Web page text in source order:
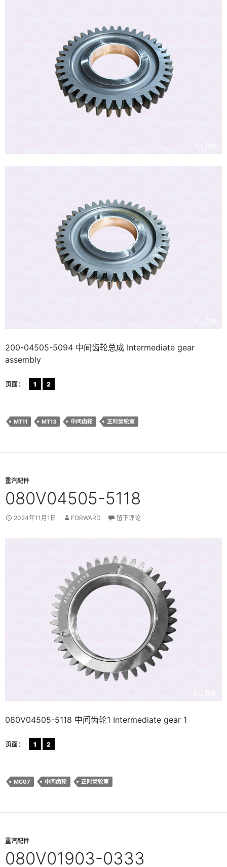
200-04505-5094 中间齿轮总成 Intermediate gear
assembly
页面： 1 2
MT11 MT13 中间齿轮 正时齿轮室
重汽配件
080V04505-5118
2024年11月1日 FORWARD 留下评论
080V04505-5118 中间齿轮1 Intermediate gear 1
页面： 1 2
MC07 中间齿轮 正时齿轮室
重汽配件
080V01903-0333